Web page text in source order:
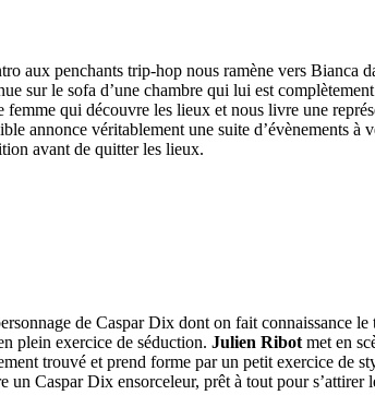
aux penchants trip-hop nous ramène vers Bianca
sur le sofa d’une chambre qui lui est
femme qui découvre les lieux et nous livre une
annonce véritablement une suite d’évènements
avant de quitter les lieux.
de Caspar Dix dont on fait connaissance
plein exercice de séduction. Julien Ribot met en
trouvé et prend forme par un petit exercice de
un Caspar Dix ensorceleur, prêt à tout pour